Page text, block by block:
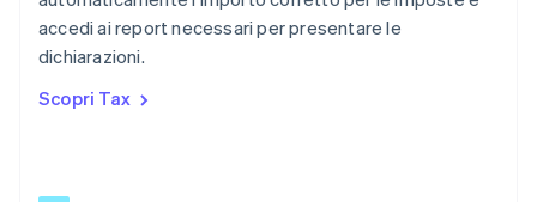
accedi ai report necessari per presentare le
dichiarazioni.
Scopri Tax
RAS di Hong Kong, Cina
English简体中文
Regno Unito
English